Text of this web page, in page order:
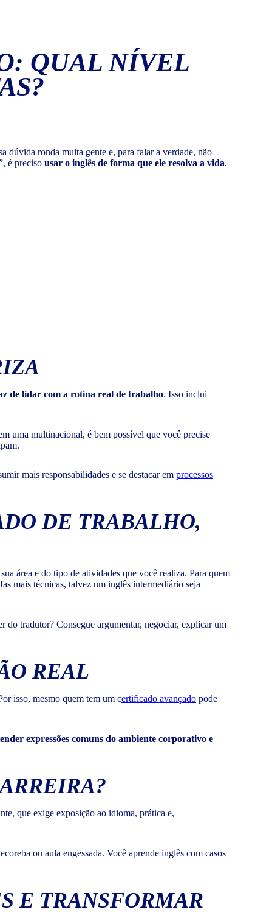
QUAL NÍVEL
dúvida ronda muita gente e, para falar a verdade, não
é preciso usar o inglês de forma que ele resolva a vida.
de lidar com a rotina real de trabalho. Isso inclui
uma multinacional, é bem possível que você precise
mais responsabilidades e se destacar em processos
DE TRABALHO,
área e do tipo de atividades que você realiza. Para quem
mais técnicas, talvez um inglês intermediário seja
do tradutor? Consegue argumentar, negociar, explicar um
REAL
isso, mesmo quem tem um certificado avançado pode
expressões comuns do ambiente corporativo e
que exige exposição ao idioma, prática e,
ou aula engessada. Você aprende inglês com casos
E TRANSFORMAR